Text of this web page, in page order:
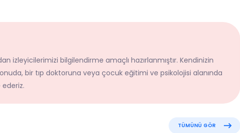
izleyicilerimizi bilgilendirme amaçlı hazırlanmıştır. Kendinizin
bir tıp doktoruna veya çocuk eğitimi ve psikolojisi alanında
ederiz.
TÜMÜNÜ GÖR